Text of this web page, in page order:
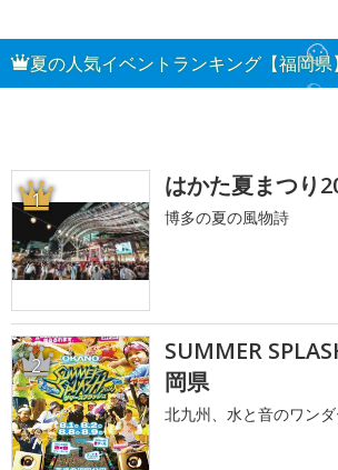
夏の人気イベントランキング【福岡県
1 はかた夏まつり
博多の夏の風物詩
2
SUMMER
岡県
北九州、水と音のワン